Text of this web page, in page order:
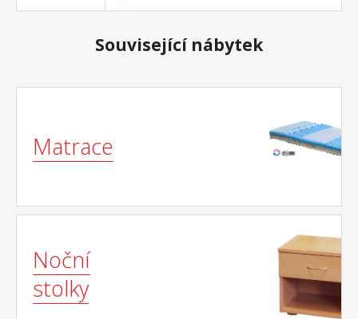
Související nábytek
Matrace
Noční
stolky